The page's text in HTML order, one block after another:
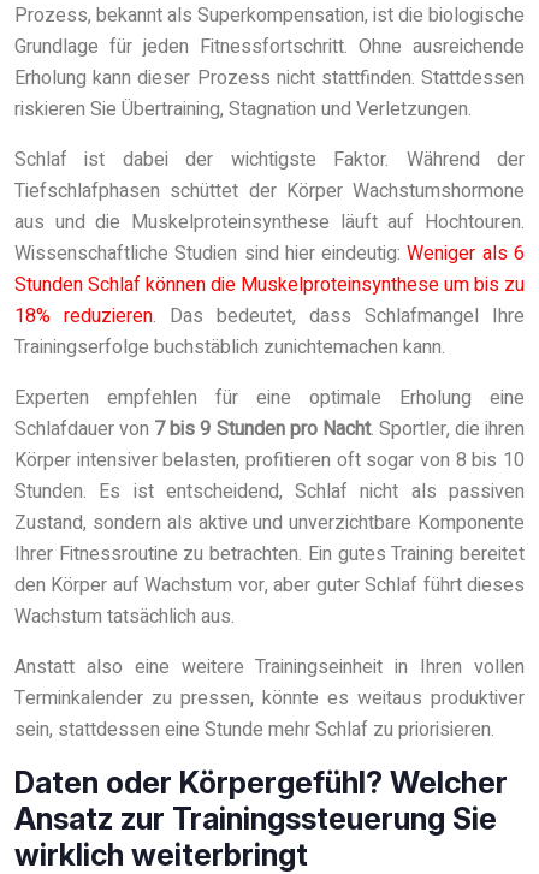
Prozess, bekannt als Superkompensation, ist die biologische
Grundlage für jeden Fitnessfortschritt. Ohne ausreichende
Erholung kann dieser Prozess nicht stattfinden. Stattdessen
riskieren Sie Übertraining, Stagnation und Verletzungen.
Schlaf ist dabei der wichtigste Faktor. Während der
Tiefschlafphasen schüttet der Körper Wachstumshormone
aus und die Muskelproteinsynthese läuft auf Hochtouren.
Wissenschaftliche Studien sind hier eindeutig:Weniger als 6
Stunden Schlaf können die Muskelproteinsynthese um bis zu
18% reduzieren. Das bedeutet, dass Schlafmangel Ihre
Trainingserfolge buchstäblich zunichtemachen kann.
Experten empfehlen für eine optimale Erholung eine
Schlafdauer von 7 bis 9 Stunden pro Nacht. Sportler, die ihren
Körper intensiver belasten, profitieren oft sogar von 8 bis 10
Stunden. Es ist entscheidend, Schlaf nicht als passiven
Zustand, sondern als aktive und unverzichtbare Komponente
Ihrer Fitnessroutine zu betrachten. Ein gutes Training bereitet
den Körper auf Wachstum vor, aber guter Schlaf führt dieses
Wachstum tatsächlich aus.
Anstatt also eine weitere Trainingseinheit in Ihren vollen
Terminkalender zu pressen, könnte es weitaus produktiver
sein, stattdessen eine Stunde mehr Schlaf zu priorisieren.
Daten oder Körpergefühl? Welcher
Ansatz zur Trainingssteuerung Sie
wirklich weiterbringt